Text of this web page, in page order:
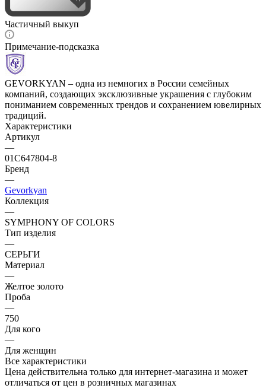
Частичный выкуп
Примечание-подсказка
GEVORKYAN – одна из немногих в России семейных
компаний, создающих эксклюзивные украшения с глубоким
пониманием современных трендов и сохранением ювелирных
традиций.
Характеристики
Артикул
—
01С647804-8
Бренд
—
Gevorkyan
Коллекция
—
SYMPHONY OF COLORS
Тип изделия
—
СЕРЬГИ
Материал
—
Желтое золото
Проба
—
750
Для кого
—
Для женщин
Все характеристики
Цена действительна только для интернет-магазина и может
отличаться от цен в розничных магазинах